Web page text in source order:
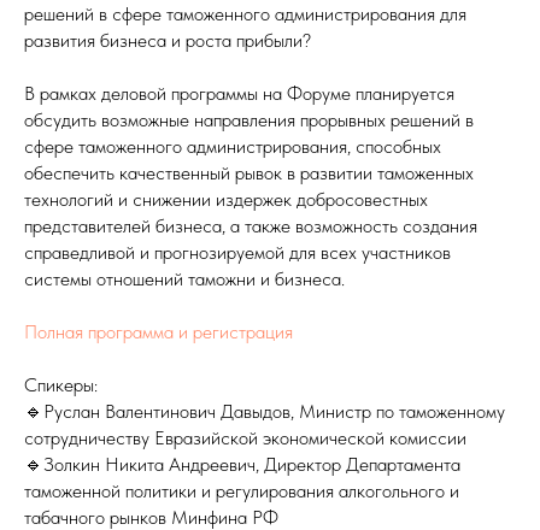
решений в сфере таможенного администрирования для
развития бизнеса и роста прибыли?
В рамках деловой программы на Форуме планируется
обсудить возможные направления прорывных решений в
сфере таможенного администрирования, способных
обеспечить качественный рывок в развитии таможенных
технологий и снижении издержек добросовестных
представителей бизнеса, а также возможность создания
справедливой и прогнозируемой для всех участников
системы отношений таможни и бизнеса.
Полная программа и регистрация
Спикеры:
🔹Руслан Валентинович Давыдов, Министр по таможенному
сотрудничеству Евразийской экономической комиссии
🔹Золкин Никита Андреевич, Директор Департамента
таможенной политики и регулирования алкогольного и
табачного рынков Минфина РФ